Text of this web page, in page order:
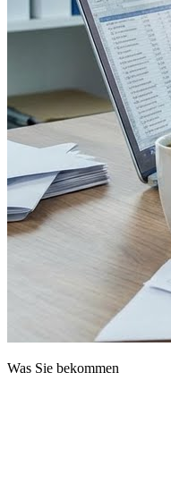
Was Sie bekommen